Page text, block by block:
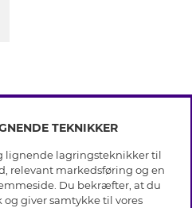
Friday
TEKNIKKER
lignende lagringsteknikker til
relevant markedsføring og en
Du bekræfter, at du
giver samtykke til vores